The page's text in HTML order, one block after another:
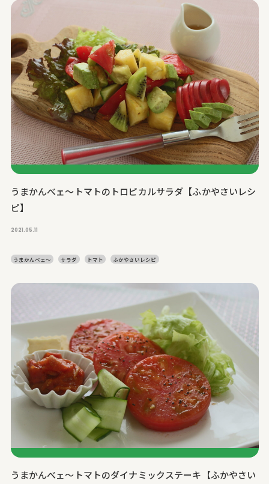
うまかんべェ～トマトのトロピカルサラダ【ふかやさいレシ
ピ】
2021.05.11
うまかんベェ～ サラダ トマト ふかやさいレシピ
うまかんべェ～トマトのダイナミックステーキ【ふかやさい